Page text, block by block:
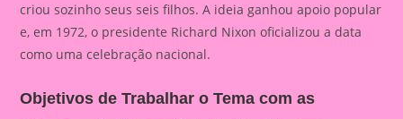
criou sozinho seus seis filhos. A ideia ganhou apoio popular
e, em 1972, o presidente Richard Nixon oficializou a data
como uma celebração nacional.
Objetivos de Trabalhar o Tema com as